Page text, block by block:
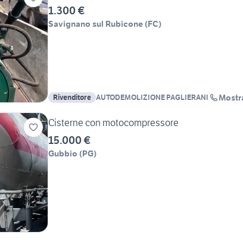
1.300 €
Savignano sul Rubicone (FC)
Rivenditore AUTODEMOLIZIONE PAGLIERANI
Cisterne con motocompressore
15.000 €
Gubbio (PG)